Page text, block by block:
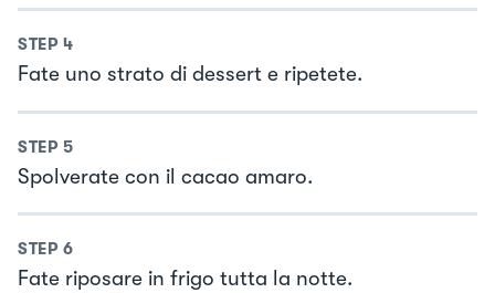
STEP 4
Fate uno strato di dessert e ripetete.
STEP 5
Spolverate con il cacao amaro.
STEP 6
Fate riposare in frigo tutta la notte.